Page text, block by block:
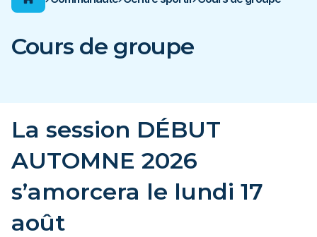
Boutique de location Plein air
ACCUEIL DU CÉGEP
Cours de groupe
La session DÉBUT
AUTOMNE 2026
s’amorcera le lundi 17
août